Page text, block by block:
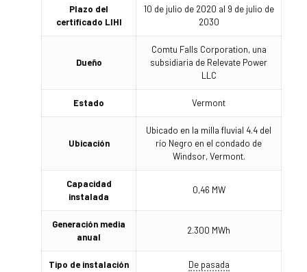
Plazo del
certificado LIHI
10 de julio de 2020 al 9 de julio de
2030
Dueño
Comtu Falls Corporation, una
subsidiaria de Relevate Power
LLC
Estado Vermont
Ubicación
Ubicado en la milla fluvial 4.4 del
río Negro en el condado de
Windsor, Vermont.
Capacidad
instalada
0,46 MW
Generación media
anual
2.300 MWh
Tipo de instalación De pasada